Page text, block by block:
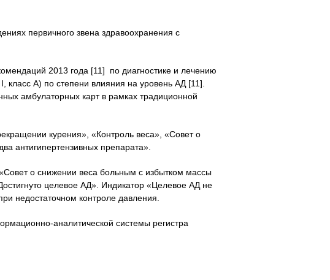
первичного звена здравоохранения с
2013 года [11] по диагностике и лечению
класс А) по степени влияния на уровень АД [11].
амбулаторных карт в рамках традиционной
курения», «Контроль веса», «Совет о
антигипертензивных препарата».
о снижении веса больным с избытком массы
целевое АД». Индикатор «Целевое АД не
недостаточном контроле давления.
аналитической системы регистра